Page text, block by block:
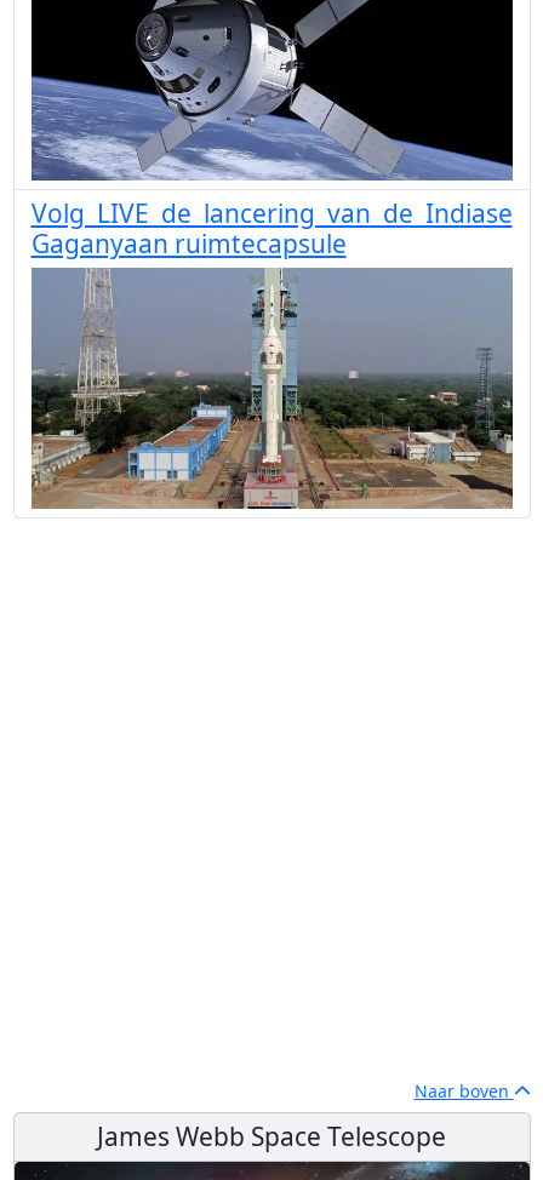
Volg LIVE de lancering van de Indiase
Gaganyaan ruimtecapsule
Naar boven
James Webb Space Telescope